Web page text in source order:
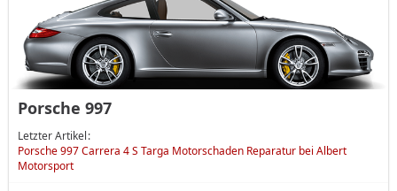
Porsche 997
Letzter Artikel
Porsche 997 Carrera 4 S Targa Motorschaden Reparatur bei Albert
Motorsport